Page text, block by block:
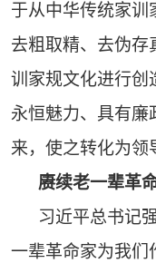
于从中华传统家训
去粗取精、去伪存
训家规文化进行创
永恒魅力、具有廉
来，使之转化为领
赓续老一辈革
习近平总书记
一辈革命家为我们